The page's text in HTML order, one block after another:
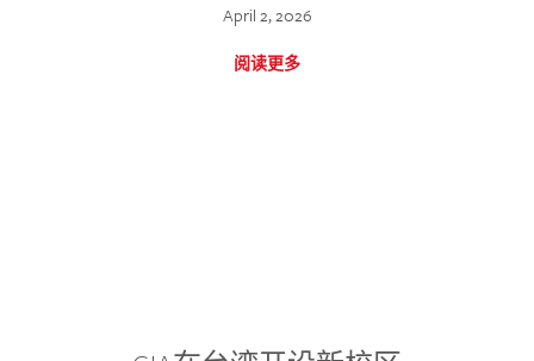
April 2, 2026
阅读更多